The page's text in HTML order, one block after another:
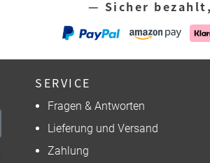
— Sicher
SERVICE
Fragen & Antworten
Lieferung und Versand
Zahlung